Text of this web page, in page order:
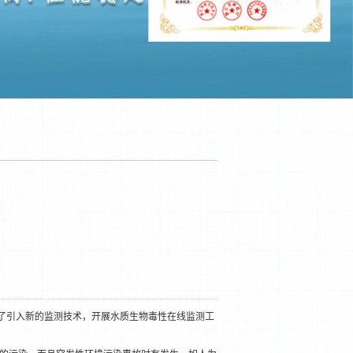
入新的监测技术，开展水质生物毒性在线监测工